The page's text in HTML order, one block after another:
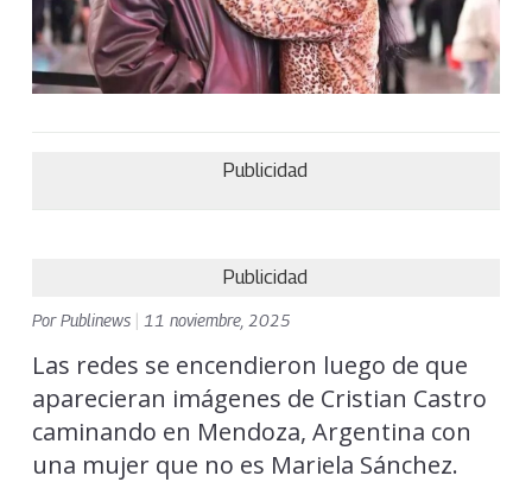
Publicidad
Publicidad
PorPublinews 11 noviembre, 2025
Las redes se encendieron luego de que
aparecieran imágenes de Cristian Castro
caminando en Mendoza, Argentina con
una mujer que no es Mariela Sánchez.